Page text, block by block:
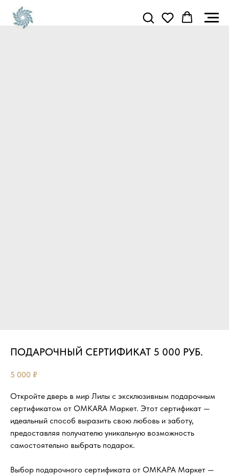
ПОДАРОЧНЫЙ СЕРТИФИКАТ 5 000 РУБ.
5 000 ₽
Откройте дверь в мир Лилы с эксклюзивным подарочным
сертификатом от OMKARA Маркет. Этот сертификат —
идеальный способ выразить свою любовь и заботу,
предоставляя получателю уникальную возможность
самостоятельно выбрать подарок.
Выбор подарочного сертификата от ОМКАРА Маркет —